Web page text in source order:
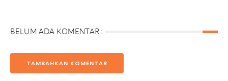
BELUM ADA KOMENTAR :
TAMBAHKAN KOMENTAR